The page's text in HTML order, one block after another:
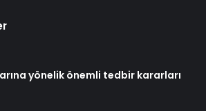
yönelik önemli tedbir kararları